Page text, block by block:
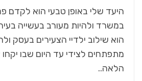
היעד שלי באופן טבעי הוא לקדם
במשרד ולהיות מעורב בעשייה
הוא שילוב ילדיי הצעירים בעסק
מתפתחים לצידי עד היום שבו
הלאה..